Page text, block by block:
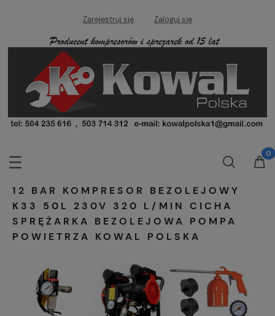
Zarejestruj się Zaloguj się
12 BAR KOMPRESOR BEZOLEJOWY
K33 50L 230V 320 L/MIN CICHA
SPRĘŻARKA BEZOLEJOWA POMPA
POWIETRZA KOWAL POLSKA